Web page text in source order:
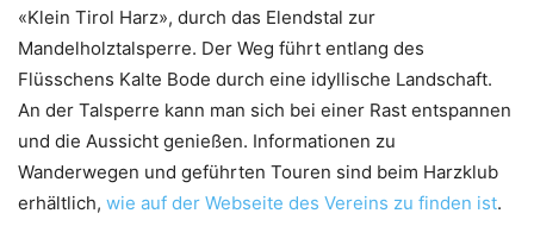
«Klein Tirol Harz», durch das Elendstal zur
Mandelholztalsperre. Der Weg führt entlang des
Flüsschens Kalte Bode durch eine idyllische Landschaft.
An der Talsperre kann man sich bei einer Rast entspannen
und die Aussicht genießen. Informationen zu
Wanderwegen und geführten Touren sind beim Harzklub
erhältlich, wie auf der Webseite des Vereins zu finden ist.